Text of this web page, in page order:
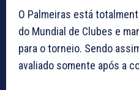
O Palmeiras está
do Mundial de Clubes e
para o torneio. Sendo
avaliado somente após a